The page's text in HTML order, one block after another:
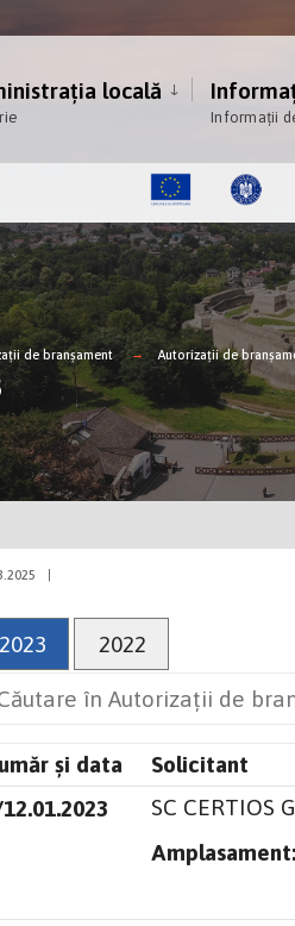
locală
Informații
de branșament Autorizații de
2022
2023
și data Solicitant
SC CERTIOS
Amplasament: